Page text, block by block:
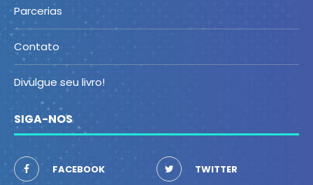
Parcerias
Contato
Divulgue seu livro!
SIGA-NOS
FACEBOOK TWITTER